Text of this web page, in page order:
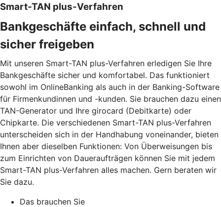
Smart-TAN plus-Verfahren
Bankgeschäfte einfach, schnell und
sicher freigeben
Mit unseren Smart-TAN plus-Verfahren erledigen Sie Ihre
Bankgeschäfte sicher und komfortabel. Das funktioniert
sowohl im OnlineBanking als auch in der Banking-Software
für Firmenkundinnen und -kunden. Sie brauchen dazu einen
TAN-Generator und Ihre girocard (Debitkarte) oder
Chipkarte. Die verschiedenen Smart-TAN plus-Verfahren
unterscheiden sich in der Handhabung voneinander, bieten
Ihnen aber dieselben Funktionen: Von Überweisungen bis
zum Einrichten von Daueraufträgen können Sie mit jedem
Smart-TAN plus-Verfahren alles machen. Gern beraten wir
Sie dazu.
Das brauchen Sie